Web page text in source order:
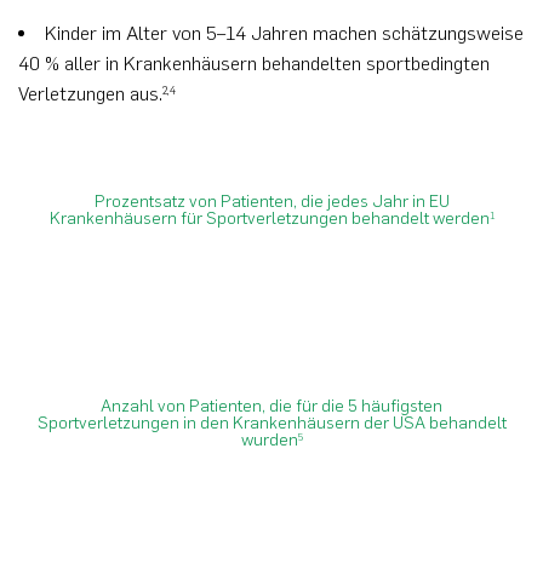
Kinder im Alter von 5–14 Jahren machen schätzungsweise
40 % aller in Krankenhäusern behandelten sportbedingten
Verletzungen aus.2,4
Prozentsatz von Patienten, die jedes Jahr in EU
Krankenhäusern für Sportverletzungen behandelt werden 1
Anzahl von Patienten, die für die 5 häufigsten
Sportverletzungen in den Krankenhäusern der USA behandelt
wurden5